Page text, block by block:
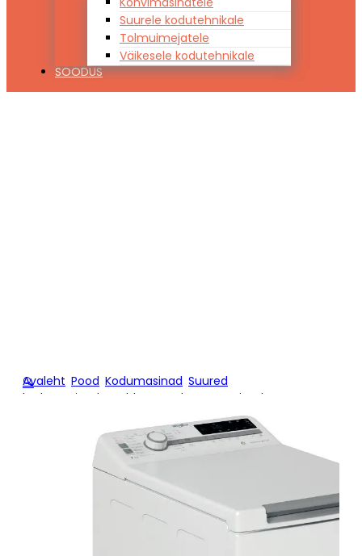
Suurele kodutehnikale
Tolmuimejatele
Väikesele kodutehnikale
SOODUS
Avaleht Pood Kodumasinad Suured
kodumasinad
Pealtlaetavad pesumasinad
🔍